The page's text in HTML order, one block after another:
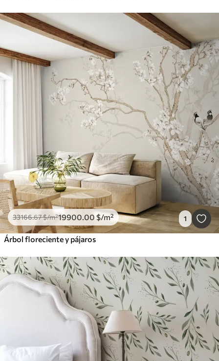
33166.67$/m²19900.00 $/m² 1
Árbol floreciente y pájaros